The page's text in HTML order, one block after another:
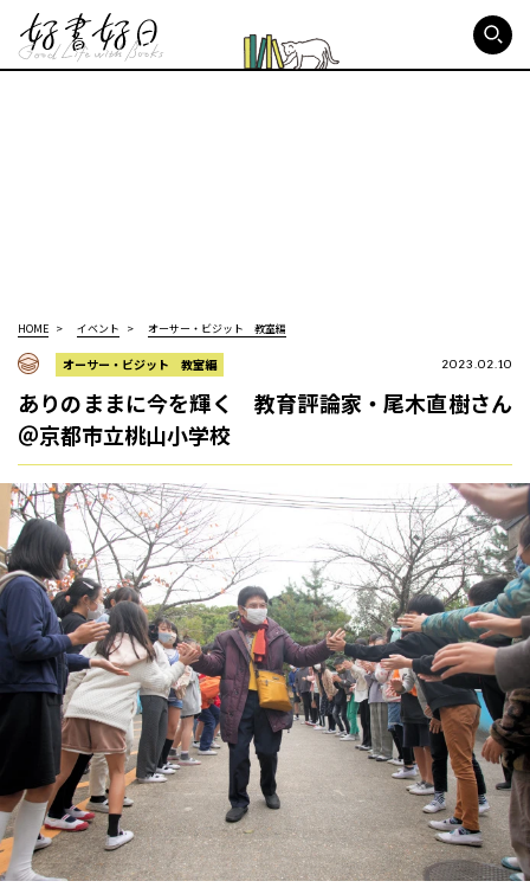
HOME イベント オーサー・ビジット 教室編
オーサー・ビジット 教室編 2023.02.10
ありのままに今を輝く 教育評論家・尾木直樹さん
＠京都市立桃山小学校